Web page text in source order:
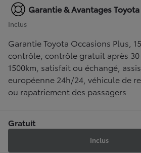
Garantie & Avantages
Inclus
Garantie Toyota Occasions Plus,
contrôle, contrôle gratuit après
1500km, satisfait ou échangé,
européenne 24h/24, véhicule de
ou rapatriement des passagers
Gratuit
Inclus